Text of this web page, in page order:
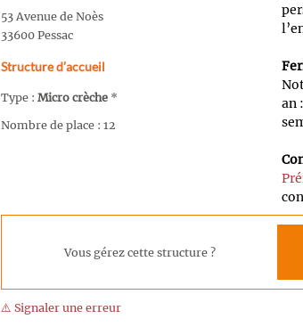
53 Avenue de Noès
33600 Pessac
Structure d’accueil
Type : Micro crèche *
Nombre de place : 12
an
Vous gérez cette structure ?
⚠️ Signaler une erreur